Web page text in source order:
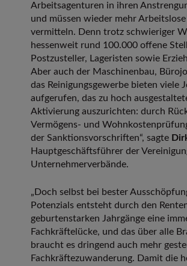
Arbeitsagenturen in ihren
und müssen wieder mehr
vermitteln. Denn trotz schwieriger
hessenweit rund 100.000 offene
Postzusteller, Lageristen sowie
Aber auch der Maschinenbau,
das Reinigungsgewerbe bieten viele
aufgerufen, das zu hoch
Aktivierung auszurichten: durch
Vermögens- und
der Sanktionsvorschriften“, sagte
Hauptgeschäftsführer der
Unternehmerverbände.
„Doch selbst bei bester
Potenzials entsteht durch den
geburtenstarken Jahrgänge eine
Fachkräftelücke, und das über alle
braucht es dringend auch mehr
Fachkräftezuwanderung. Damit die